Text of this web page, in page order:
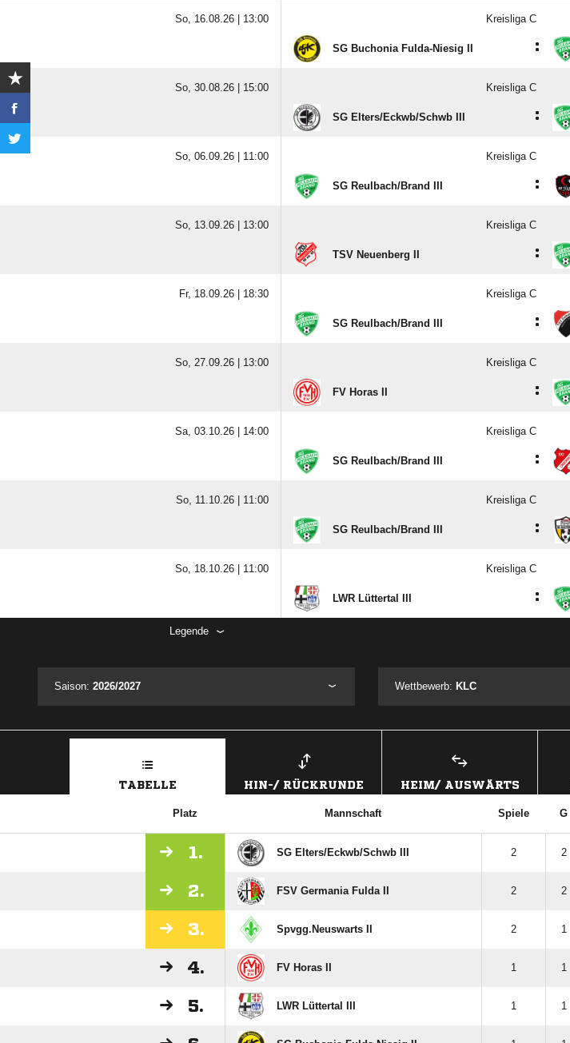
So, 16.08.26 | 13:00 Kreisliga C
SG Buchonia Fulda-Niesig II :
So, 30.08.26 | 15:00 Kreisliga C
SG Elters/​Eckwb/​Schwb III :
So, 06.09.26 | 11:00 Kreisliga C
SG Reulbach/​Brand III :
So, 13.09.26 | 13:00 Kreisliga C
TSV Neuenberg II :
Fr, 18.09.26 | 18:30 Kreisliga C
SG Reulbach/​Brand III :
So, 27.09.26 | 13:00 Kreisliga C
FV Horas II :
Sa, 03.10.26 | 14:00 Kreisliga C
SG Reulbach/​Brand III :
So, 11.10.26 | 11:00 Kreisliga C
SG Reulbach/​Brand III :
So, 18.10.26 | 11:00 Kreisliga C
LWR Lüttertal III :
Legende
Saison: 2026/2027 Wettbewerb: KLC
TABELLE HIN-/ RÜCKRUNDE HEIM/ AUSWÄRTS
Platz Mannschaft Spiele G
1. SG Elters/​Eckwb/​Schwb III 2 2
2. FSV Germania Fulda II 2 2
3. Spvgg.Neuswarts II 2 1
4. FV Horas II 1 1
5. LWR Lüttertal III 1 1